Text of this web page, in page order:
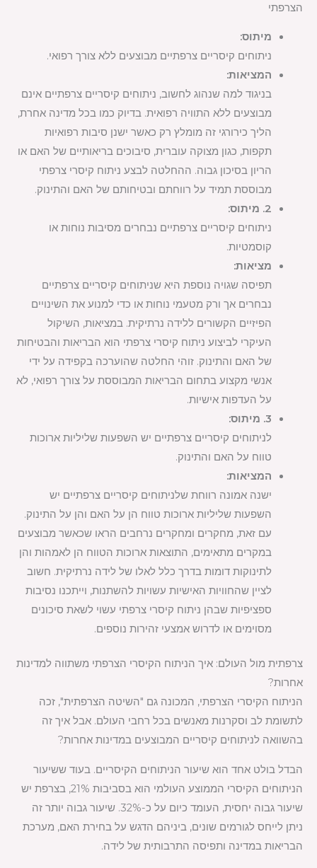
הצרפתי
מיתוס:
ניתוחים קיסריים צרפתיים מבוצעים ללא צורך רפואי.
המציאות:
בניגוד למה שנהוג לחשוב, ניתוחים קיסריים צרפתיים אינם
מבוצעים ללא התוויה רפואית. בדיוק כמו בכל מדינה אחרת,
הליך כירורגי זה מומלץ רק כאשר ישנן סיבות רפואיות
תקפות, כגון מצוקה עוברית, סיבוכים בריאותיים של האם או
הריון בסיכון גבוה. ההחלטה לבצע ניתוח קיסרי צרפתי
מבוססת תמיד על רווחתם ובטיחותם של האם והתינוק.
2. מיתוס:
ניתוחים קיסריים צרפתיים נבחרים מסיבות נוחות או
קוסמטיות.
מציאות:
תפיסה שגויה נוספת היא שניתוחים קיסריים צרפתיים
נבחרים אך ורק מטעמי נוחות או כדי למנוע את השינויים
הפיזיים הקשורים ללידה נרתיקית. במציאות, השיקול
העיקרי לביצוע ניתוח קיסרי צרפתי הוא הבריאות והבטיחות
של האם והתינוק. זוהי החלטה שהוערכה בקפידה על ידי
אנשי מקצוע בתחום הבריאות המבוססת על צורך רפואי, לא
על העדפות אישיות.
3. מיתוס:
לניתוחים קיסריים צרפתיים יש השפעות שליליות ארוכות
טווח על האם והתינוק.
המציאות:
ישנה אמונה רווחת שלניתוחים קיסריים צרפתיים יש
השפעות שליליות ארוכות טווח הן על האם והן על התינוק.
עם זאת, מחקרים ומחקרים נרחבים הראו שכאשר מבוצעים
במקרים מתאימים, התוצאות ארוכות הטווח הן לאמהות והן
לתינוקות דומות בדרך כלל לאלו של לידה נרתיקית. חשוב
לציין שהחוויות האישיות עשויות להשתנות, וייתכנו נסיבות
ספציפיות שבהן ניתוח קיסרי צרפתי עשוי לשאת סיכונים
מסוימים או לדרוש אמצעי זהירות נוספים.
צרפתית מול העולם: איך הניתוח הקיסרי הצרפתי משתווה למדינות
אחרות?
הניתוח הקיסרי הצרפתי, המכונה גם "השיטה הצרפתית", זכה
לתשומת לב וסקרנות מאנשים בכל רחבי העולם. אבל איך זה
בהשוואה לניתוחים קיסריים המבוצעים במדינות אחרות?
הבדל בולט אחד הוא שיעור הניתוחים הקיסריים. בעוד ששיעור
הניתוחים הקיסרי הממוצע העולמי הוא בסביבות 21%, בצרפת יש
שיעור גבוה יחסית, העומד כיום על כ-32%. שיעור גבוה יותר זה
ניתן לייחס לגורמים שונים, ביניהם הדגש על בחירת האם, מערכת
הבריאות במדינה ותפיסה התרבותית של לידה.